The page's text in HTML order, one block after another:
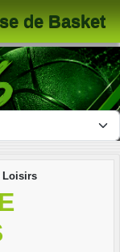
de Basket
Loisirs